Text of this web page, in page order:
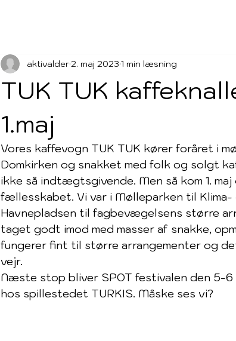
TUK TUK
1.maj
aktivalder 2. maj 2023 1 min læsning
Vores kaffevogn TUK TUK kører foråret i
Domkirken og snakket med folk og solgt
ikke så indtægtsgivende. Men så kom 1.
fællesskabet. Vi var i Mølleparken til Klima-
Havnepladsen til fagbevægelsens større
taget godt imod med masser af snakke,
fungerer fint til større arrangementer og
vejr.
Næste stop bliver SPOT festivalen den 5-6
hos spillestedet TURKIS. Måske ses vi?